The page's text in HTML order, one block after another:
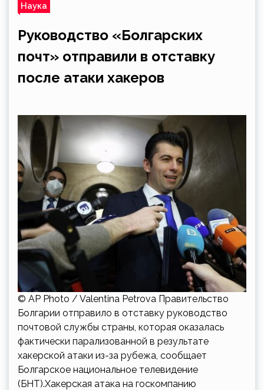
Наука
Руководство «Болгарских
почт» отправили в отставку
после атаки хакеров
© AP Photo / Valentina Petrova Правительство
Болгарии отправило в отставку руководство
почтовой службы страны, которая оказалась
фактически парализованной в результате
хакерской атаки из-за рубежа, сообщает
Болгарское национальное телевидение
(БНТ).Хакерская атака на госкомпанию